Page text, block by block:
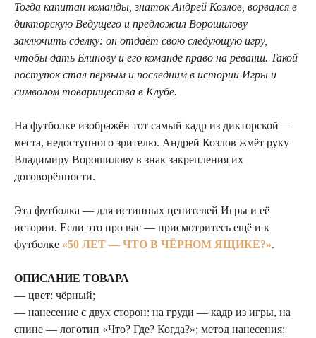
Тогда капитан команды, знаток Андрей Козлов, ворвался в
дикторскую Ведущего и предложил Ворошилову
заключить сделку: он отдаёт свою следующую игру,
чтобы дать Блинову и его команде право на реванш. Такой
поступок стал первым и последним в истории Игры и
символом товарищества в Клубе.
На футболке изображён тот самый кадр из дикторской —
места, недоступного зрителю. Андрей Козлов жмёт руку
Владимиру Ворошилову в знак закрепления их
договорённости.
Эта футболка — для истинных ценителей Игры и её
истории. Если это про вас — присмотритесь ещё и к
футболке «50 ЛЕТ — ЧТО В ЧЁРНОМ ЯЩИКЕ?».
ОПИСАНИЕ ТОВАРА
— цвет: чёрный;
— нанесение с двух сторон: на груди — кадр из игры, на
спине — логотип «Что? Где? Когда?»; метод нанесения: